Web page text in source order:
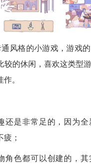
风格的小游戏，游戏
较的休闲，喜欢这类型
。
还是非常足的，因为
；
角色都可以创建的，